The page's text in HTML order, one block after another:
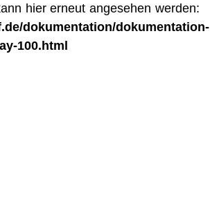
hier erneut angesehen werden:
dokumentation/dokumentation-
100.html